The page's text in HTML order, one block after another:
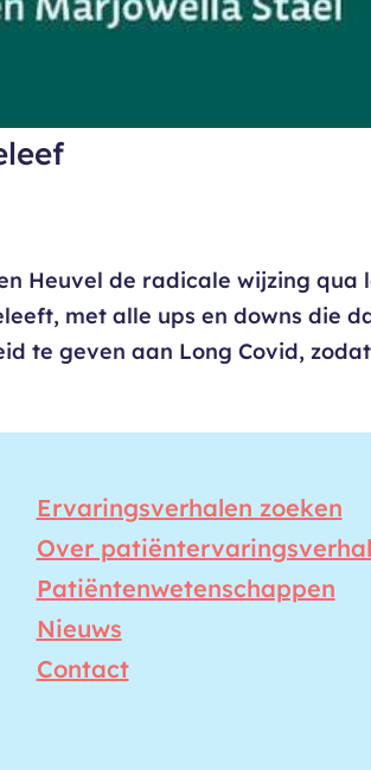
Heuvel de radicale wijzing qua
met alle ups en downs die
te geven aan Long Covid,
Ervaringsverhalen zoeken
Over
Patiëntenwetenschappen
Nieuws
Contact